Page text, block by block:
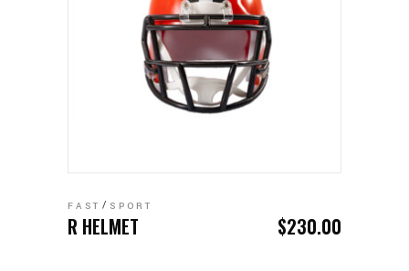
FAST SPORT
R HELMET $230.00